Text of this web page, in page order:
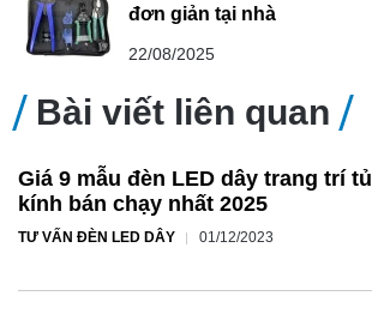
đơn giản tại nhà
22/08/2025
Bài viết liên quan
Giá 9 mẫu đèn LED dây trang trí tủ
kính bán chạy nhất 2025
TƯ VẤN ĐÈN LED DÂY 01/12/2023